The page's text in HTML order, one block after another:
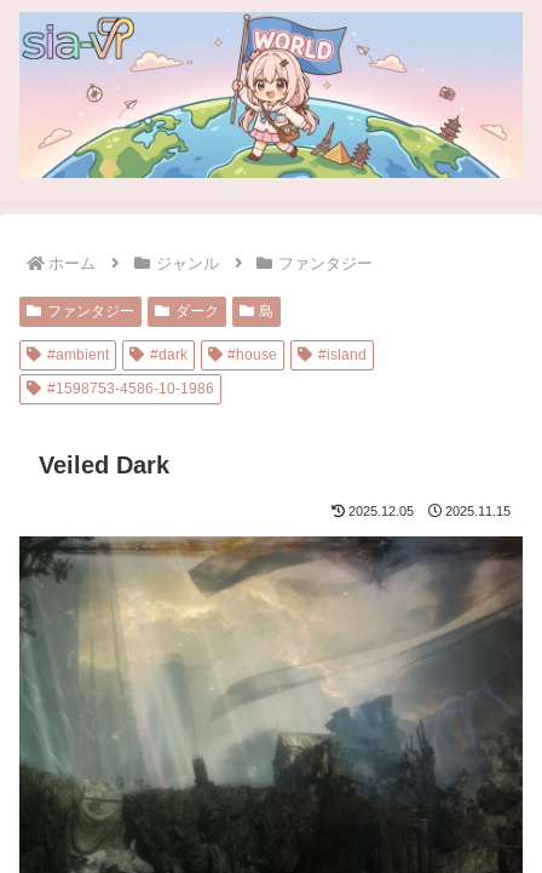
ホーム ジャンル ファンタジー
ファンタジー ダーク 島
#ambient #dark #house
#island
#1598753-4586-10-1986
Veiled Dark
2025.12.05 2025.11.15